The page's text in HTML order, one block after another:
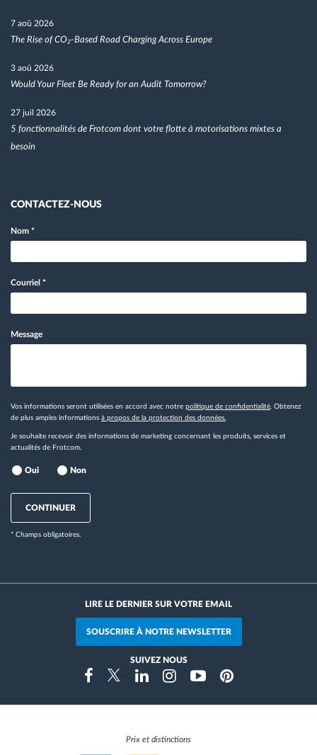
7 aoû 2026
The Rise of CO₂-Based Road Charging Across Europe
3 aoû 2026
Would Your Fleet Be Ready for an Audit Tomorrow?
27 juil 2026
5 fonctionnalités de Frotcom dont votre flotte à motorisations mixtes a
besoin
CONTACTEZ-NOUS
Nom *
Courriel *
Message
Vos informations seront utilisées en accord avec notre politique de confidentialité . Obtenez
de plus amples informations à propos de la protection des données.
Je souhaite recevoir des informations de marketing concernant les produits, services et
actualités de Frotcom.
Oui Non
CONTINUER
* Champs obligatoires.
LIRE LE DERNIER SUR VOTRE EMAIL
SOUSCRIRE À NOTRE NEWSLETTER
SUIVEZ NOUS
FacebookTwitterLinkedinInstragramYoutubePinterest
Prix et distinctions